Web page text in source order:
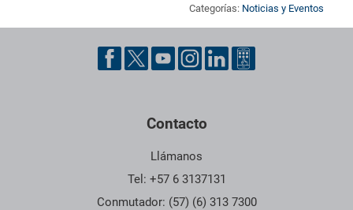
Categorías: Noticias y Eventos
Pie de página con información de contacto, redes sociales y
Contacto
Llámanos
Tel: +57 6 3137131
Conmutador: (57) (6) 313 7300